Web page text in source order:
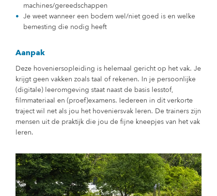
machines/gereedschappen
Je weet wanneer een bodem wel/niet goed is en welke
bemesting die nodig heeft
Aanpak
Deze hoveniersopleiding is helemaal gericht op het vak. Je
krijgt geen vakken zoals taal of rekenen. In je persoonlijke
(digitale) leeromgeving staat naast de basis lesstof,
filmmateriaal en (proef)examens. Iedereen in dit verkorte
traject wil net als jou het hoveniersvak leren. De trainers zijn
mensen uit de praktijk die jou de fijne kneepjes van het vak
leren.